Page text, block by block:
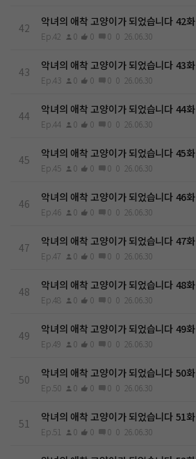
42 악녀의 애착 고양이가 되었습니다 42화
Ep.42 0 0 0 0 26.06.30
43 악녀의 애착 고양이가 되었습니다 43화
Ep.43 0 0 0 0 26.06.30
44 악녀의 애착 고양이가 되었습니다 44화
Ep.44 0 0 0 0 26.06.30
45 악녀의 애착 고양이가 되었습니다 45화
Ep.45 0 0 0 0 26.06.30
46 악녀의 애착 고양이가 되었습니다 46화
Ep.46 0 0 0 0 26.06.30
47 악녀의 애착 고양이가 되었습니다 47화
Ep.47 0 0 0 0 26.06.30
48 악녀의 애착 고양이가 되었습니다 48화
Ep.48 0 0 0 0 26.06.30
49 악녀의 애착 고양이가 되었습니다 49화
Ep.49 0 0 0 0 26.06.30
50 악녀의 애착 고양이가 되었습니다 50화
Ep.50 0 0 0 0 26.06.30
51 악녀의 애착 고양이가 되었습니다 51화
Ep.51 0 0 0 0 26.06.30